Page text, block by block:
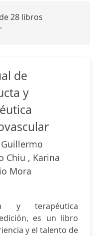
28 libros
de
y
Guillermo
Chiu , Karina
Mora
y terapéutica
es un libro
y el talento de